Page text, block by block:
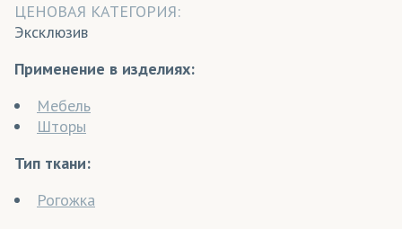
ЦЕНОВАЯ КАТЕГОРИЯ:
Эксклюзив
Применение в изделиях:
Мебель
Шторы
Тип ткани:
Рогожка